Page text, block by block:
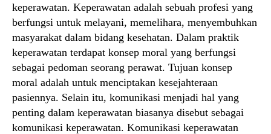
keperawatan. Keperawatan adalah sebuah profesi yang
berfungsi untuk melayani, memelihara, menyembuhkan
masyarakat dalam bidang kesehatan. Dalam praktik
keperawatan terdapat konsep moral yang berfungsi
sebagai pedoman seorang perawat. Tujuan konsep
moral adalah untuk menciptakan kesejahteraan
pasiennya. Selain itu, komunikasi menjadi hal yang
penting dalam keperawatan biasanya disebut sebagai
komunikasi keperawatan. Komunikasi keperawatan